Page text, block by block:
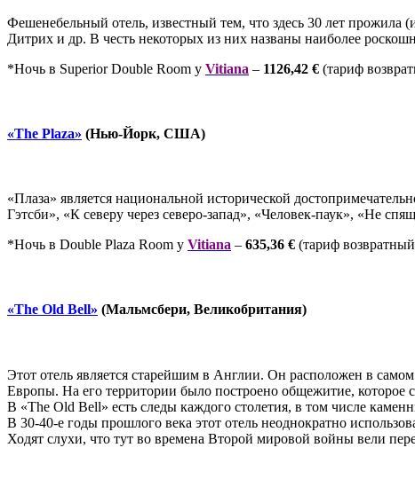
Фешенебельный отель, известный тем, что здесь 30 лет
Дитрих и др. В честь некоторых из них названы наиболее
*Ночь в Superior Double Room у Vitiana – 1126,42 € (тариф
«The Plaza» (Нью-Йорк, США)
«Плаза» является национальной исторической
Гэтсби», «К северу через северо-запад», «Человек-паук», «Не
*Ночь в Double Plaza Room у Vitiana – 635,36 € (тариф
«The Old Bell» (Мальмсбери, Великобритания)
Этот отель является старейшим в Англии. Он расположен в
Европы. На его территории было построено общежитие, которое
В «The Old Bell» есть следы каждого столетия, в том числе
В 30-40-е годы прошлого века этот отель неоднократно
Ходят слухи, что тут во времена Второй мировой войны вели